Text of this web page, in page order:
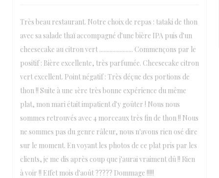
Très beau restaurant. Notre choix de repas : tataki de thon
avec sa salade thaï accompagné d'une bière IPA puis d'un
cheesecake au citron vert ....................... Commençons par le
positif : Bière excellente, très parfumée. Cheesecake citron
vert excellent. Point négatif : Très déçue des portions de
thon !! Suite à une 1ère très bonne expérience du même
plat, mon mari était impatient d'y goûter ! Nous nous
sommes retrouvés avec 4 morceaux très fin de thon !! Nous
ne sommes pas du genre râleur, nous n'avons rien osé dire
sur le moment. En voyant les photos de ce plat pris par les
clients, je me dis après coup que j'aurai vraiment dû !! Rien
à voir !! Effet mois d'août ????? Dommage !!!!!